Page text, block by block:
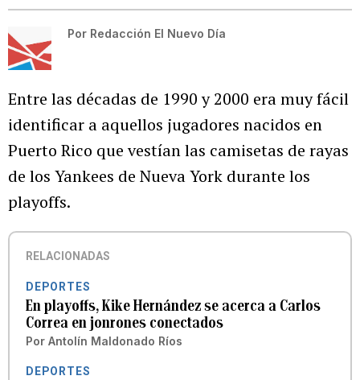
Por Redacción El Nuevo Día
Entre las décadas de 1990 y 2000 era muy fácil
identificar a aquellos jugadores nacidos en
Puerto Rico que vestían las camisetas de rayas
de los Yankees de Nueva York durante los
playoffs.
RELACIONADAS
DEPORTES
En playoffs, Kike Hernández se acerca a Carlos
Correa en jonrones conectados
Por Antolín Maldonado Ríos
DEPORTES